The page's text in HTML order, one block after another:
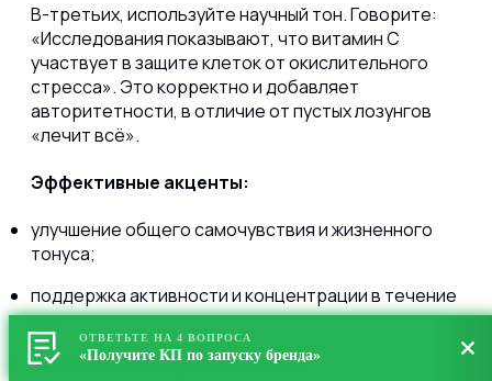
В-третьих, используйте научный тон. Говорите:
«Исследования показывают, что витамин С
участвует в защите клеток от окислительного
стресса». Это корректно и добавляет
авторитетности, в отличие от пустых лозунгов
«лечит всё».
Эффективные акценты:
улучшение общего самочувствия и жизненного
тонуса;
поддержка активности и концентрации в течение
дня;
содействие нормальной работе
ОТВЕТЬТЕ НА 4 ВОПРОСА
«Получите КП по запуску бренда»